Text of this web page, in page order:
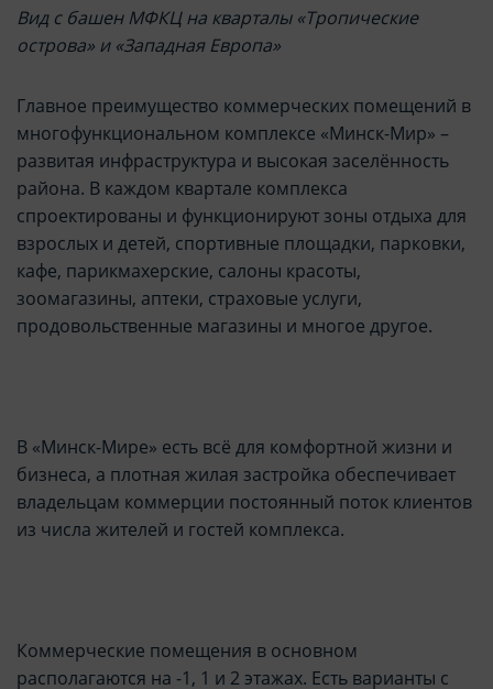
Вид с башен МФКЦ на кварталы «Тропические
острова» и «Западная Европа»
Главное преимущество коммерческих помещений в
многофункциональном комплексе «Минск-Мир» –
развитая инфраструктура и высокая заселённость
района. В каждом квартале комплекса
спроектированы и функционируют зоны отдыха для
взрослых и детей, спортивные площадки, парковки,
кафе, парикмахерские, салоны красоты,
зоомагазины, аптеки, страховые услуги,
продовольственные магазины и многое другое.
В «Минск-Мире» есть всё для комфортной жизни и
бизнеса, а плотная жилая застройка обеспечивает
владельцам коммерции постоянный поток клиентов
из числа жителей и гостей комплекса.
Коммерческие помещения в основном
располагаются на -1, 1 и 2 этажах. Есть варианты с